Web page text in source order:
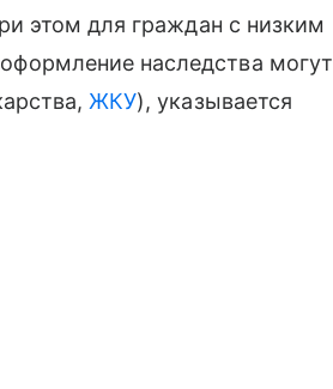
этом для граждан с низким
наследства могут
ЖКУ), указывается